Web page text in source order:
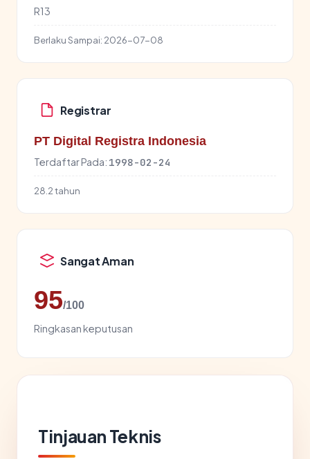
R13
Berlaku Sampai: 2026-07-08
Registrar
PT Digital Registra Indonesia
Terdaftar Pada: 1998-02-24
28.2 tahun
Sangat Aman
95/100
Ringkasan keputusan
Tinjauan Teknis